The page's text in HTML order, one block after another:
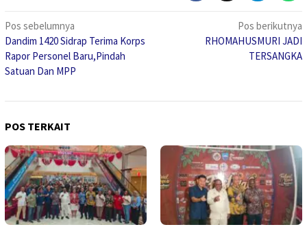
Navigasi
pos
Pos sebelumnya
Dandim 1420 Sidrap Terima Korps
Rapor Personel Baru,Pindah
Satuan Dan MPP
Pos berikutnya
RHOMAHUSMURI JADI
TERSANGKA
POS TERKAIT